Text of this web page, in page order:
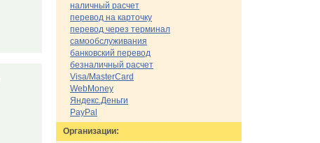
наличный расчет
перевод на карточку
перевод через терминал
самообслуживания
банковский перевод
безналичный расчет
Visa/MasterCard
WebMoney
Яндекс.Деньги
PayPal
Организации: